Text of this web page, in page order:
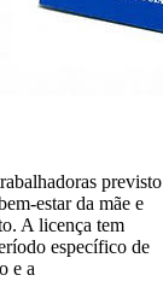
previsto
estar da mãe e
A licença tem
específico de
e a